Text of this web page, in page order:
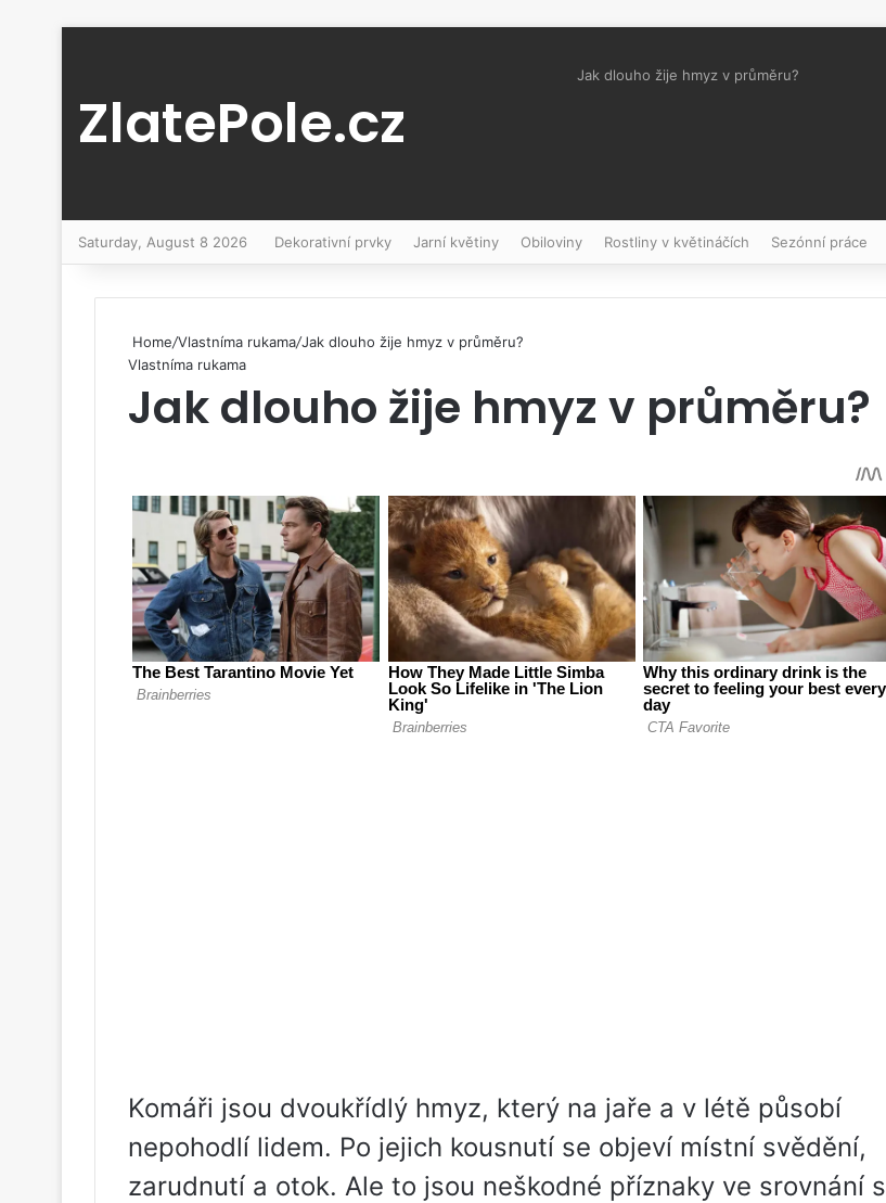
ZlatePole.cz
Jak dlouho žije hmyz v průměru?
Saturday, August 8 2026 Dekorativní prvky Jarní květiny Obiloviny Rostliny v květináčích Sezónní práce
Home/Vlastníma rukama/Jak dlouho žije hmyz v průměru?
Vlastníma rukama
Jak dlouho žije hmyz v průměru?
Komáři jsou dvoukřídlý ​​hmyz, který na jaře a v létě působí
nepohodlí lidem. Po jejich kousnutí se objeví místní svědění,
zarudnutí a otok. Ale to jsou neškodné příznaky ve srovnání s